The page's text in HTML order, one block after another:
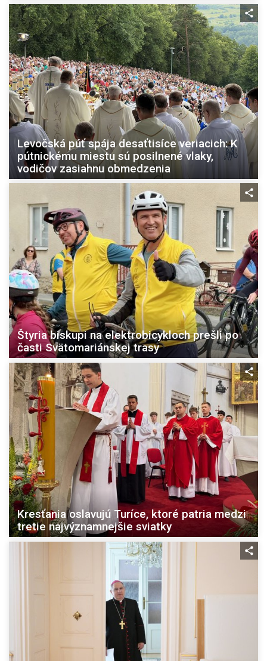
Levočská púť spája desaťtisíce veriacich: K
pútnickému miestu sú posilnené vlaky,
vodičov zasiahnu obmedzenia
Štyria biskupi na elektrobicykloch prešli po
časti Svätomariánskej trasy
Kresťania oslavujú Turíce, ktoré patria medzi
tretie najvýznamnejšie sviatky